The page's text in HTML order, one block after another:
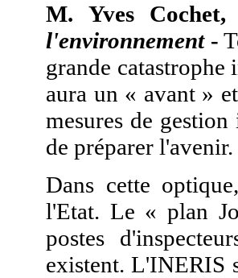
M. Yves
l'environnement -
grande
aura un « avant »
mesures de
de préparer l'avenir.
Dans cette
l'Etat. Le « plan
postes
existent. L'INERIS